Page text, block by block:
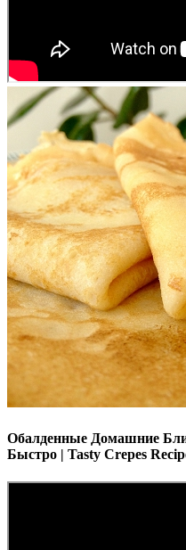
Обалденные Домашние
Быстро | Tasty Crepes